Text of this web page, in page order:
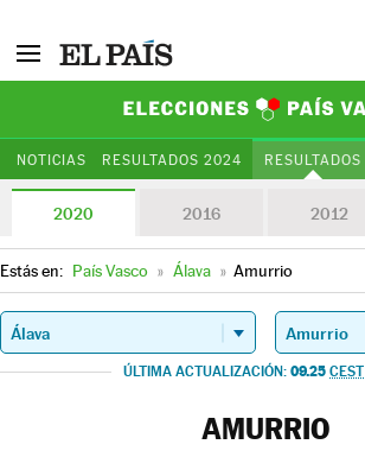
NOTICIAS RESULTADOS 2024 RESULTADOS
2020 2016 2012
Estás en: País Vasco » Álava » Amurrio
ÚLTIMA ACTUALIZACIÓN: 09.25 CEST
AMURRIO